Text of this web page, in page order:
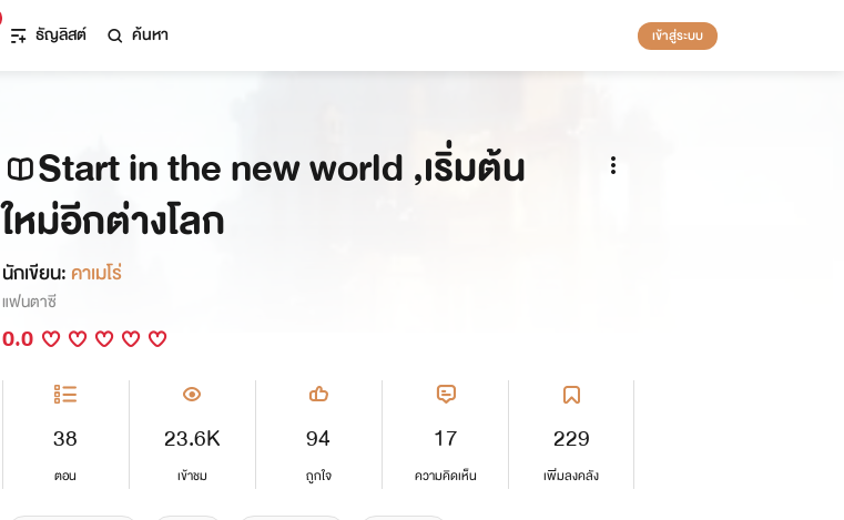
ธัญลิสต์ ค้นหา เข้าสู่ระบบ
Start in the new world ,เริ่มต้น
ใหม่อีกต่างโลก
นักเขียน: คาเมโร่
แฟนตาซี
0.0
38
ตอน
23.6K
เข้าชม
94
ถูกใจ
17
ความคิดเห็น
229
เพิ่มลงคลัง